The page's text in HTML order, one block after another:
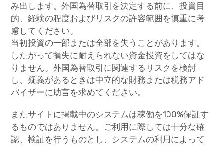
み出します。外国為替取引を決定する前に、投資目
的、経験の程度およびリスクの許容範囲を慎重に考
慮してください。
当初投資の一部または全部を失うことがあります。
したがって損失に耐えられない資金投資をしてはな
りません。外国為替取引に関連するリスクを検討
し、疑義があるときは中立的な財務または税務アド
バイザーに助言を求めてください。
またサイトに掲載中のシステムは稼働を100%保証す
るものではありません。ご利用に際しては十分な確
認、検証を行うものとし、システムの利用によって